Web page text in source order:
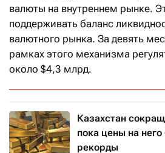
валюты на внутреннем рынке.
поддерживать баланс
валютного рынка. За девять
рамках этого механизма
около $4,3 млрд.
Казахстан
пока цены на
рекорды